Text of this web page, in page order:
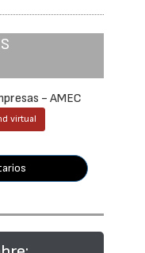
- AMEC
virtual